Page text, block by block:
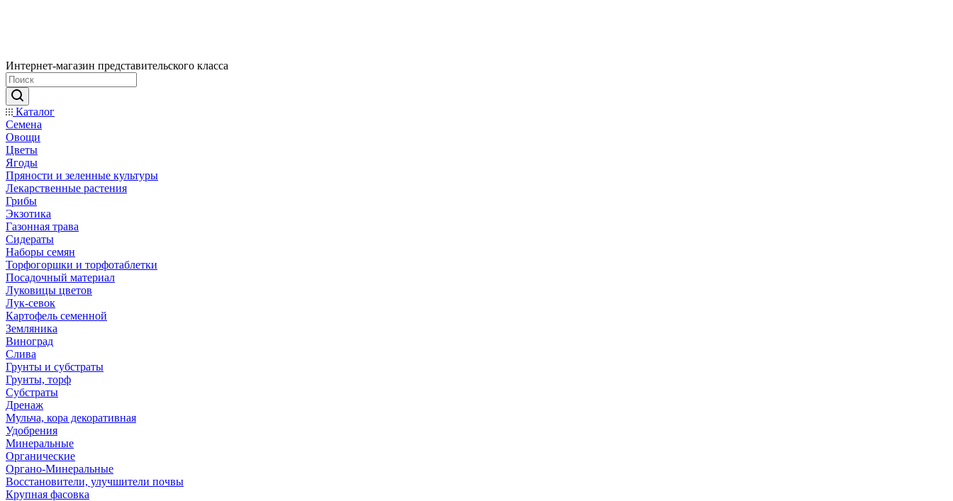
Интернет-магазин представительского класса
Каталог
Семена
Овощи
Цветы
Ягоды
Пряности и зеленные культуры
Лекарственные растения
Грибы
Экзотика
Газонная трава
Сидераты
Наборы семян
Торфогоршки и торфотаблетки
Посадочный материал
Луковицы цветов
Лук-севок
Картофель семенной
Земляника
Виноград
Слива
Грунты и субстраты
Грунты, торф
Субстраты
Дренаж
Мульча, кора декоративная
Удобрения
Минеральные
Органические
Органо-Минеральные
Восстановители, улучшители почвы
Крупная фасовка